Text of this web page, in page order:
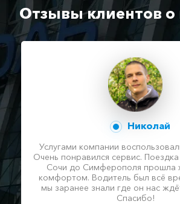
Отзывы клиентов о
Николай
Услугами компании
Очень понравился сервис.
Сочи до Симферополя прошла
комфортом. Водитель был всё
мы заранее знали где он нас
Спасибо!